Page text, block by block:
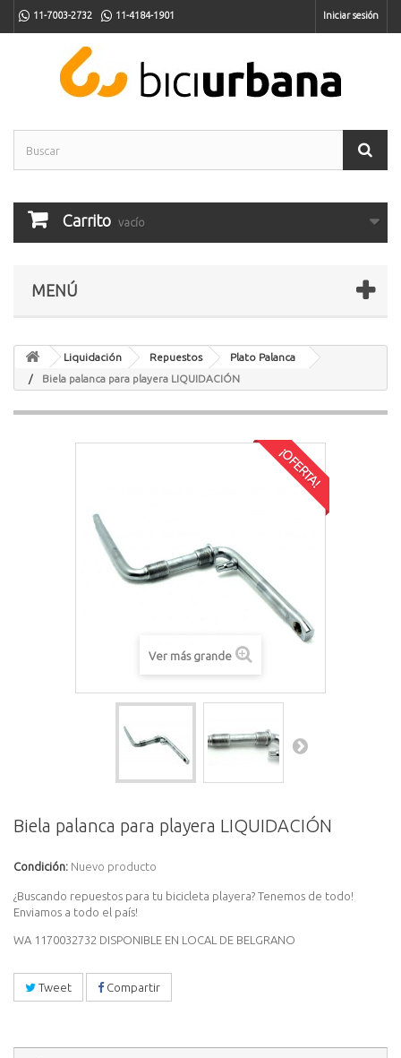
11-7003-2732 11-4184-1901 Iniciar sesión
Carrito vacío
MENÚ
Liquidación Repuestos
Plato Palanca
Biela palanca para playera LIQUIDACIÓN
¡OFERTA!
Ver más grande
Biela palanca para playera LIQUIDACIÓN
Condición: Nuevo producto
¿Buscando repuestos para tu bicicleta playera? Tenemos de todo!
Enviamos a todo el país!
WA 1170032732 DISPONIBLE EN LOCAL DE BELGRANO
Tweet Compartir